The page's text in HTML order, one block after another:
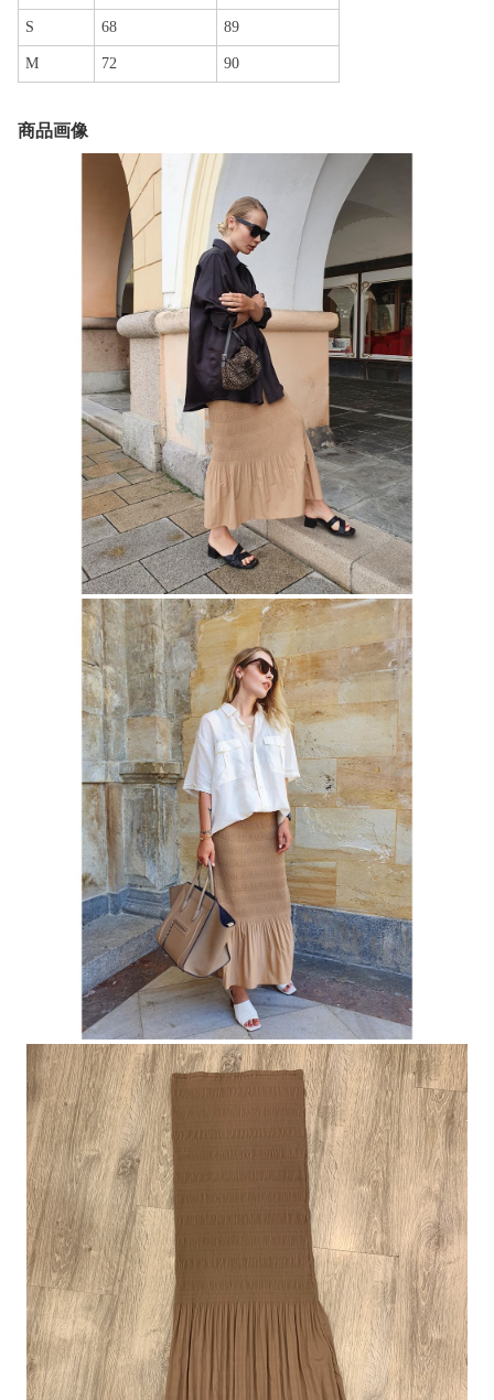
S 68 89
M 72 90
商品画像